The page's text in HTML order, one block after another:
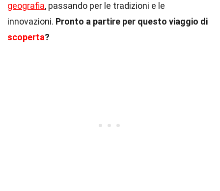
geografia, passando per le tradizioni e le
innovazioni. Pronto a partire per questo viaggio di
scoperta?